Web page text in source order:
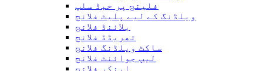
فلینج پر حبڈ سلپ
ویلڈنگ کے لیے پلیٹ فلانج
بلائنڈ فلانج
تھریڈڈ فلانج
ساکٹ ویلڈنگ فلانج
لیپ جوائنٹ فلانج
اینکر فلانج